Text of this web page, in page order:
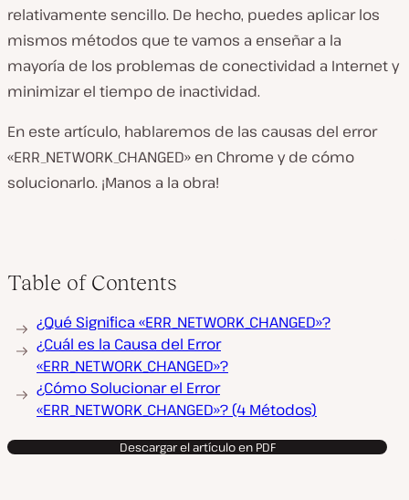
relativamente sencillo. De hecho, puedes aplicar los
mismos métodos que te vamos a enseñar a la
mayoría de los problemas de conectividad a Internet y
minimizar el tiempo de inactividad.
En este artículo, hablaremos de las causas del error
«ERR_NETWORK_CHANGED» en Chrome y de cómo
solucionarlo. ¡Manos a la obra!
Table of Contents
¿Qué Significa «ERR_NETWORK_CHANGED»?
¿Cuál es la Causa del Error
«ERR_NETWORK_CHANGED»?
¿Cómo Solucionar el Error
«ERR_NETWORK_CHANGED»? (4 Métodos)
Descargar el artículo en PDF